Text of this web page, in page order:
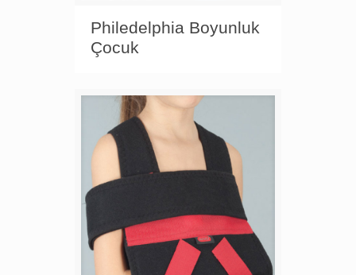
Philedelphia Boyunluk
Çocuk